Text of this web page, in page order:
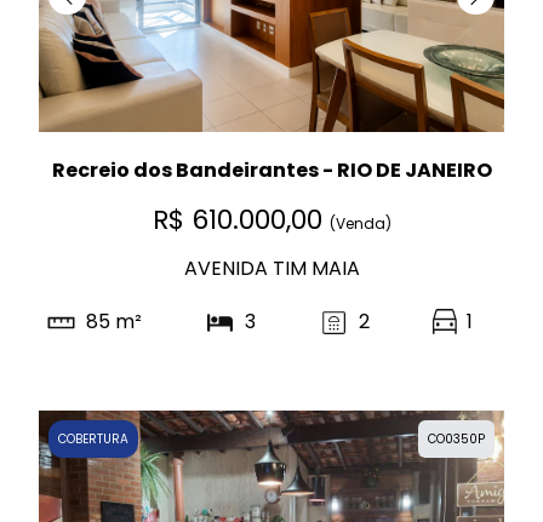
Recreio dos Bandeirantes - RIO DE JANEIRO
R$ 610.000,00 (Venda)
AVENIDA TIM MAIA
85 m²
3 2 1
CO0350P
COBERTURA